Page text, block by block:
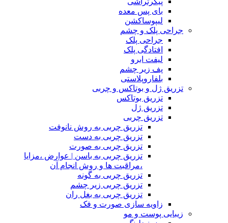
بای پس معده
لیپوساکشن
جراحی پلک و چشم
جراحی پلک
افتادگی پلک
لیفت ابرو
پف زیر چشم
بلفاروپلاستی
تزریق ژل و بوتاکس و چربی
تزریق بوتاکس
تزریق ژل
تزریق چربی
تزریق چربی به روش نانوفت
تزریق چربی به دست
تزریق چربی به صورت
تزریق چربی به باسن | عوارض ،مزایا
،مراقبت ها و روش انجام آن
تزریق چربی به گونه
تزریق چربی زیر چشم
تزریق چربی به بغل ران
زاویه سازی صورت و فک
زیبایی پوست و مو